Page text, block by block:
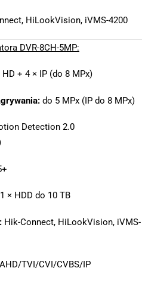
HiLookVision, iVMS-4200
DVR-8CH-5MP:
+ 4 × IP (do 8 MPx)
do 5 MPx (IP do 8 MPx)
Detection 2.0
× HDD do 10 TB
Hik-Connect, HiLookVision, iVMS-
TVI/CVI/CVBS/IP